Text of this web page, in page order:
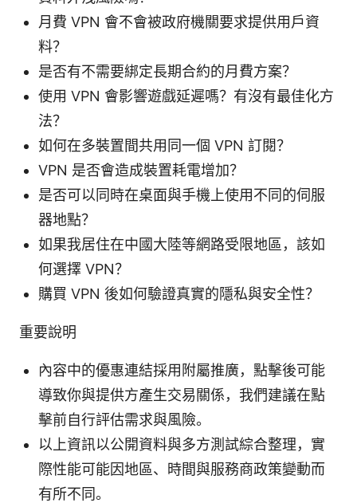
月費 VPN 會不會被政府機關要求提供用戶資
料？
是否有不需要綁定長期合約的月費方案？
使用 VPN 會影響遊戲延遲嗎？有沒有最佳化方
法？
如何在多裝置間共用同一個 VPN 訂閱？
VPN 是否會造成裝置耗電增加？
是否可以同時在桌面與手機上使用不同的伺服
器地點？
如果我居住在中國大陸等網路受限地區，該如
何選擇 VPN？
購買 VPN 後如何驗證真實的隱私與安全性？
重要說明
內容中的優惠連結採用附屬推廣，點擊後可能
導致你與提供方產生交易關係，我們建議在點
擊前自行評估需求與風險。
以上資訊以公開資料與多方測試綜合整理，實
際性能可能因地區、時間與服務商政策變動而
有所不同。